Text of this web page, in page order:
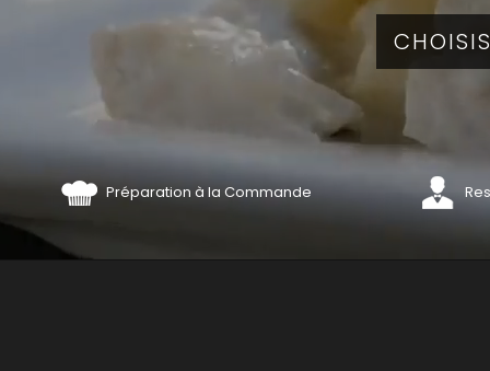
Préparation à la Commande